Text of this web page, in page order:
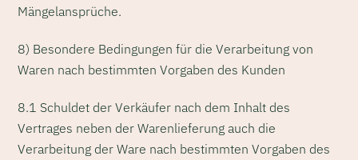
Mängelansprüche.
8) Besondere Bedingungen für die Verarbeitung von
Waren nach bestimmten Vorgaben des Kunden
8.1 Schuldet der Verkäufer nach dem Inhalt des
Vertrages neben der Warenlieferung auch die
Verarbeitung der Ware nach bestimmten Vorgaben des